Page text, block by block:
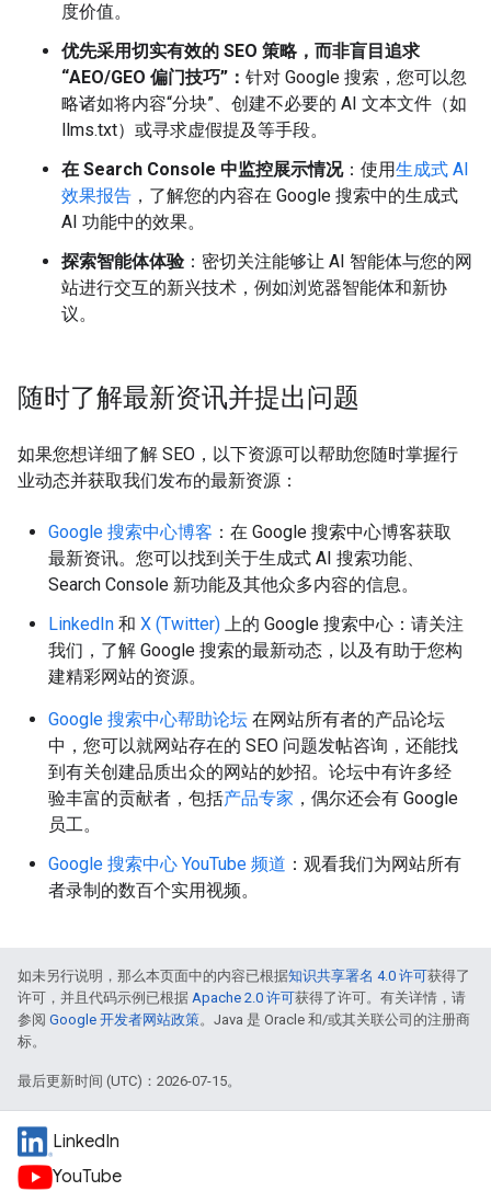
度价值。
优先采用切实有效的 SEO 策略，而非盲目追求
“AEO/GEO 偏门技巧”： 针对 Google 搜索，您可以忽
略诸如将内容“分块”、创建不必要的 AI 文本文件（如
llms.txt）或寻求虚假提及等手段。
在 Search Console 中监控展示情况：使用生成式 AI
效果报告 ，了解您的内容在 Google 搜索中的生成式
AI 功能中的效果。
探索智能体体验：密切关注能够让 AI 智能体与您的网
站进行交互的新兴技术，例如浏览器智能体和新协
议。
随时了解最新资讯并提出问题
如果您想详细了解 SEO，以下资源可以帮助您随时掌握行
业动态并获取我们发布的最新资源：
Google 搜索中心博客 ：在 Google 搜索中心博客获取
最新资讯。您可以找到关于生成式 AI 搜索功能、
Search Console 新功能及其他众多内容的信息。
LinkedIn 和 X (Twitter) 上的 Google 搜索中心：请关注
我们，了解 Google 搜索的最新动态，以及有助于您构
建精彩网站的资源。
Google 搜索中心帮助论坛 在网站所有者的产品论坛
中，您可以就网站存在的 SEO 问题发帖咨询，还能找
到有关创建品质出众的网站的妙招。论坛中有许多经
验丰富的贡献者，包括产品专家 ，偶尔还会有 Google
员工。
Google 搜索中心 YouTube 频道 ：观看我们为网站所有
者录制的数百个实用视频。
如未另行说明，那么本页面中的内容已根据知识共享署名 4.0 许可获得了
许可，并且代码示例已根据 Apache 2.0 许可获得了许可。有关详情，请
参阅 Google 开发者网站政策。Java 是 Oracle 和/或其关联公司的注册商
标。
最后更新时间 (UTC)：2026-07-15。
LinkedIn
YouTube